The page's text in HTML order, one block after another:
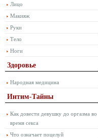
Лицо
Макияж
Руки
Тело
Ноги
Здоровье
Народная медицина
Интим-Тайны
Как довести девушку до оргазма во
время секса
Что означает поцелуй